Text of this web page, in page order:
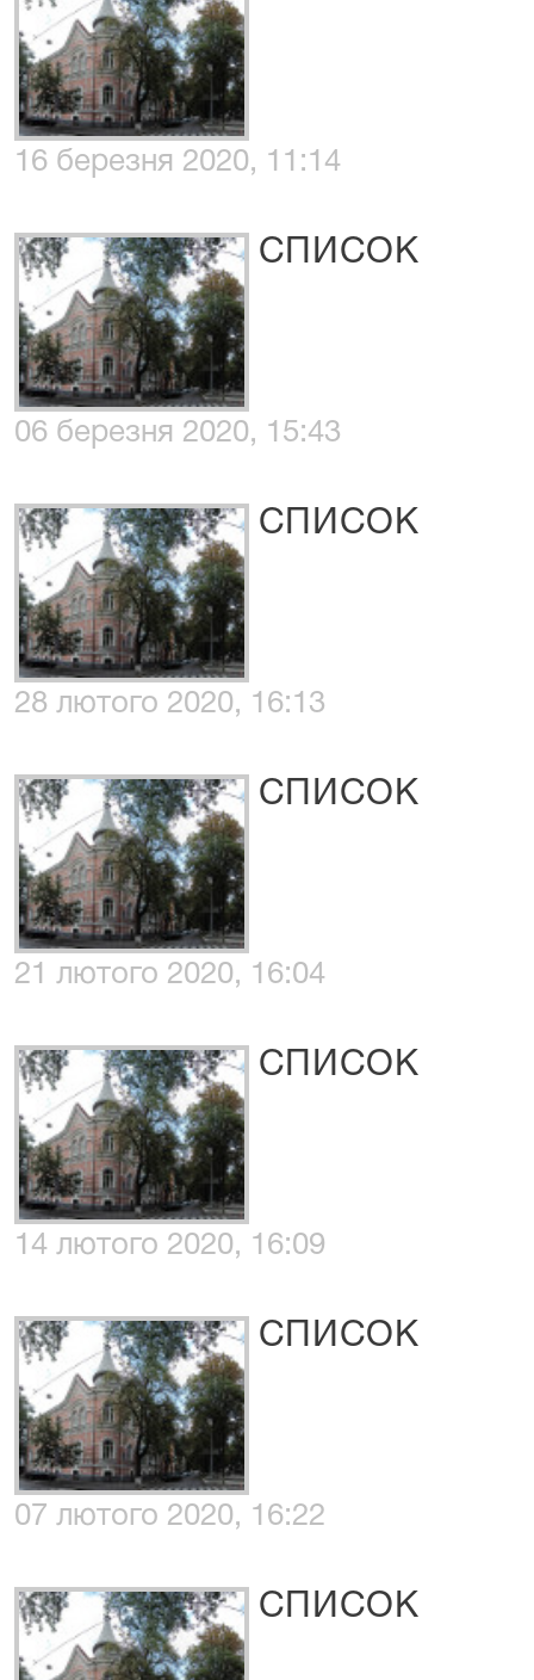
16 березня 2020, 11:14
СПИСОК
06 березня 2020, 15:43
СПИСОК
28 лютого 2020, 16:13
СПИСОК
21 лютого 2020, 16:04
СПИСОК
14 лютого 2020, 16:09
СПИСОК
07 лютого 2020, 16:22
СПИСОК